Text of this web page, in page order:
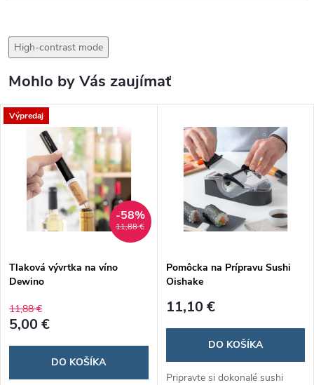
High-contrast mode
Mohlo by Vás zaujímať
Výpredaj
11,88 €
-58%
Tlaková vývrtka na víno
Dewino
11,88 €
5,00 €
DO KOŠÍKA
Pomôcka na Prípravu Sushi
Oishake
11,10 €
DO KOŠÍKA
Pripravte si dokonalé sushi